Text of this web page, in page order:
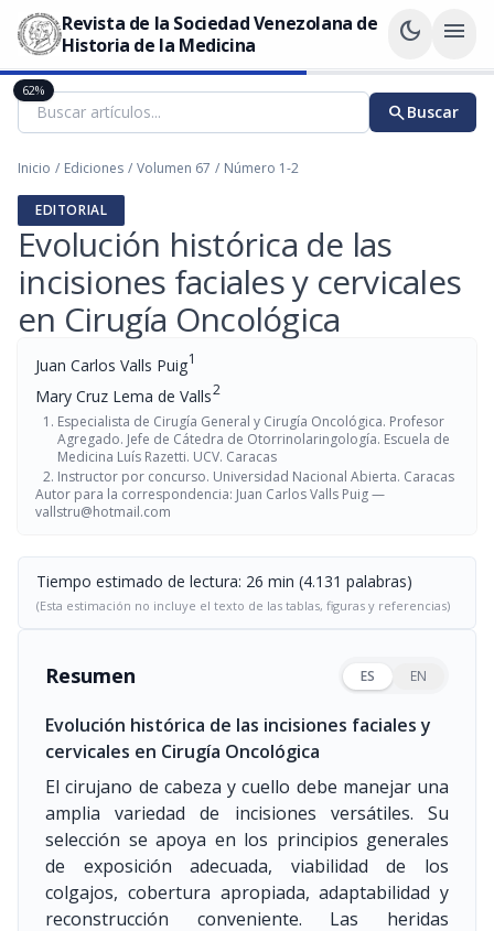
Revista de la Sociedad Venezolana de
Historia de la Medicina
dark_mode menu
searchBuscar
Inicio / Ediciones / Volumen 67 / Número 1-2
EDITORIAL
Evolución histórica de las
incisiones faciales y cervicales
en Cirugía Oncológica
Juan Carlos Valls Puig1
Mary Cruz Lema de Valls2
Especialista de Cirugía General y Cirugía Oncológica. Profesor
Agregado. Jefe de Cátedra de Otorrinolaringología. Escuela de
Medicina Luís Razetti. UCV. Caracas
Instructor por concurso. Universidad Nacional Abierta. Caracas
Autor para la correspondencia: Juan Carlos Valls Puig —
vallstru@hotmail.com
Tiempo estimado de lectura: 26 min (4.131 palabras)
(Esta estimación no incluye el texto de las tablas, figuras y referencias)
Resumen ES EN
Evolución histórica de las incisiones faciales y
cervicales en Cirugía Oncológica
El cirujano de cabeza y cuello debe manejar una
amplia variedad de incisiones versátiles. Su
selección se apoya en los principios generales
de exposición adecuada, viabilidad de los
colgajos, cobertura apropiada, adaptabilidad y
reconstrucción conveniente. Las heridas
62%